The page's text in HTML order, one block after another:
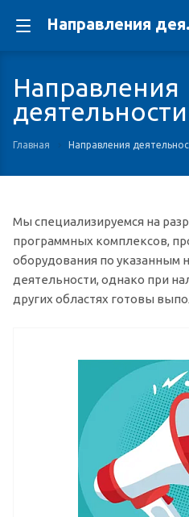
Направления
деятельности
Главная Направления
Мы специализируемся на
программных комплексов,
оборудования по указанным
деятельности, однако при
других областях готовы